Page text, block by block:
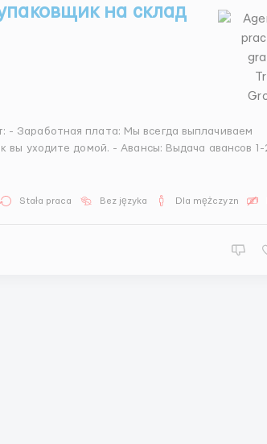
на склад
Авансы: Выдача авансов 1-2
Stała praca Bez języka Dla mężczyzn